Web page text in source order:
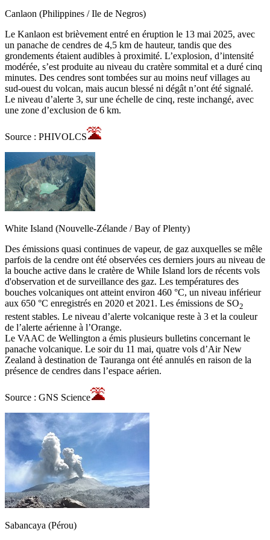
Canlaon (Philippines / Ile de Negros)
Le Kanlaon est brièvement entré en éruption le 13 mai 2025, avec
un panache de cendres de 4,5 km de hauteur, tandis que des
grondements étaient audibles à proximité. L’explosion, d’intensité
modérée, s’est produite au niveau du cratère sommital et a duré cinq
minutes. Des cendres sont tombées sur au moins neuf villages au
sud-ouest du volcan, mais aucun blessé ni dégât n’ont été signalé.
Le niveau d’alerte 3, sur une échelle de cinq, reste inchangé, avec
une zone d’exclusion de 6 km.
Source : PHIVOLCS
White Island (Nouvelle-Zélande / Bay of Plenty)
Des émissions quasi continues de vapeur, de gaz auxquelles se mêle
parfois de la cendre ont été observées ces derniers jours au niveau de
la bouche active dans le cratère de While Island lors de récents vols
d'observation et de surveillance des gaz. Les températures des
bouches volcaniques ont atteint environ 460 °C, un niveau inférieur
aux 650 °C enregistrés en 2020 et 2021. Les émissions de SO2
restent stables. Le niveau d’alerte volcanique reste à 3 et la couleur
de l’alerte aérienne à l’Orange.
Le VAAC de Wellington a émis plusieurs bulletins concernant le
panache volcanique. Le soir du 11 mai, quatre vols d’Air New
Zealand à destination de Tauranga ont été annulés en raison de la
présence de cendres dans l’espace aérien.
Source : GNS Science
Sabancaya (Pérou)